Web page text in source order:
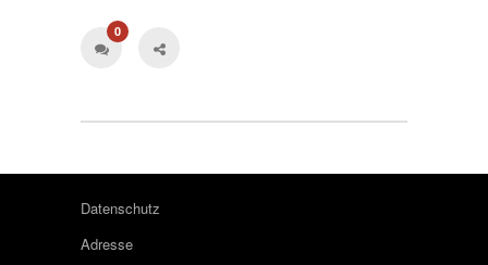
0
Datenschutz
Adresse